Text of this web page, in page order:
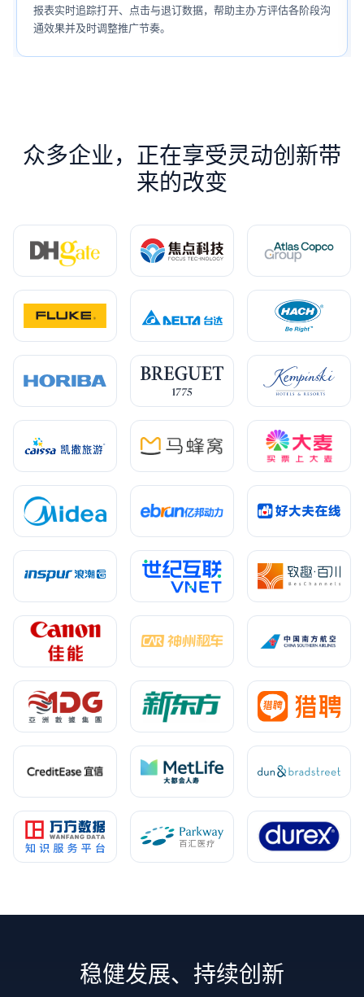
报表实时追踪打开、点击与退订数据，帮助主办方评估各阶段沟
通效果并及时调整推广节奏。
众多企业，正在享受灵动创新带
来的改变
稳健发展、持续创新